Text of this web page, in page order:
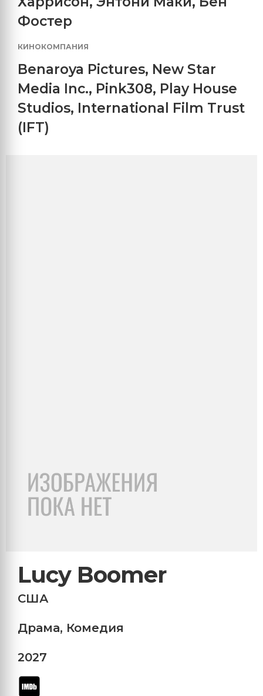
Фостер
КИНОКОМПАНИЯ
Benaroya Pictures, New Star
Media Inc., Pink308, Play House
Studios, International Film Trust
(IFT)
Lucy Boomer
США
Драма, Комедия
2027